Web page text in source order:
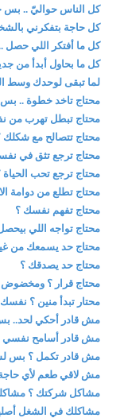
كل الناس حواليّ ..
كل حاجة بتفكرني
كل ما أفتكر اللي
كل ما بحاول أبدأ من
لما تبقى لوحدك وسط
محتاج تاخد خطوة ..
محتاج تبطل تهرب من
محتاج تتصالح مع شكلك
محتاج ترجع تثق في
محتاج ترجع تحب الحياة
محتاج تطلع من دوامة
محتاج تفهم نفسك ؟
محتاج تواجه اللي
محتاج حد يسمعك من
محتاج حد يصدقك ؟
محتاج قرار ؟ ومخضوض
محتار تبدأ منين ؟ نفسك
مش قادر أحكي لحد..
مش قادر أسامح نفسي
مش قادر تكمل ؟ بس
مش لاقي طعم لأي حاجة
مشاكل شركتك ؟
مشاكلك في الشغل